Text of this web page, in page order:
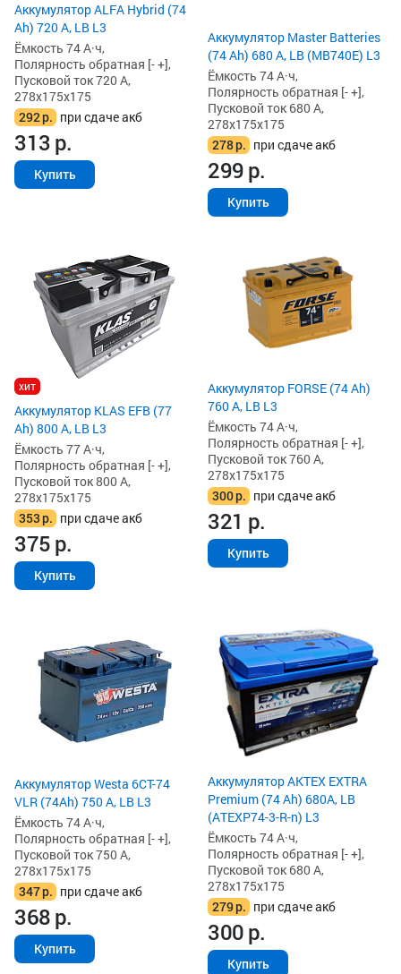
Аккумулятор ALFA Hybrid (74
Ah) 720 А, LB L3
Ёмкость 74 А·ч,
Полярность обратная [- +],
Пусковой ток 720 А,
278x175x175
292р. при сдаче акб
313р.
Купить
Аккумулятор Master Batteries
(74 Ah) 680 А, LB (MB740E) L3
Ёмкость 74 А·ч,
Полярность обратная [- +],
Пусковой ток 680 А,
278x175x175
278р. при сдаче акб
299р.
Купить
хит
Аккумулятор KLAS EFB (77
Ah) 800 А, LB L3
Ёмкость 77 А·ч,
Полярность обратная [- +],
Пусковой ток 800 А,
278x175x175
353р. при сдаче акб
375р.
Купить
Аккумулятор FORSE (74 Ah)
760 А, LB L3
Ёмкость 74 А·ч,
Полярность обратная [- +],
Пусковой ток 760 А,
278x175x175
300р. при сдаче акб
321 р.
Купить
Аккумулятор Westa 6СТ-74
VLR (74Ah) 750 А, LB L3
Ёмкость 74 А·ч,
Полярность обратная [- +],
Пусковой ток 750 А,
278x175x175
347р. при сдаче акб
368р.
Купить
Аккумулятор AKTEX EXTRA
Premium (74 Ah) 680A, LB
(ATEXP74-3-R-n) L3
Ёмкость 74 А·ч,
Полярность обратная [- +],
Пусковой ток 680 А,
278x175x175
279р. при сдаче акб
300р.
Купить